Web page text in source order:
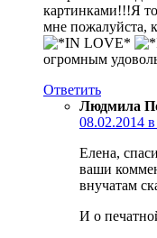
картинками!!!Я
мне пожалуйста,
огромным
Ответить
Людмила
08.02.2014
Елена,
ваши
внучатам
И о